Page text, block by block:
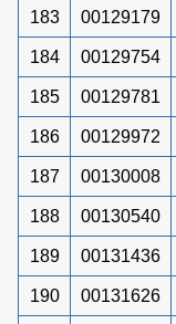
183 00129179
184 00129754
185 00129781
186 00129972
187 00130008
188 00130540
189 00131436
190 00131626